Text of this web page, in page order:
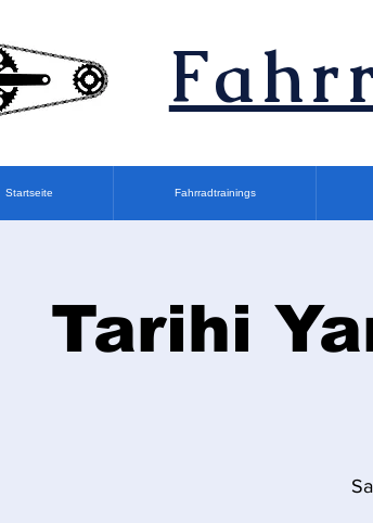
Startseite Fahrradtrainings
Tarihi